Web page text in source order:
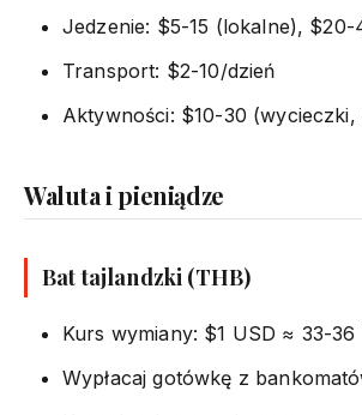
Jedzenie: $5-15 (lokalne),
Transport: $2-10/dzień
Aktywności: $10-30 (wycieczki,
Waluta i pieniądze
Bat tajlandzki (THB)
Kurs wymiany: $1 USD ≈ 33-36
Wypłacaj gotówkę z